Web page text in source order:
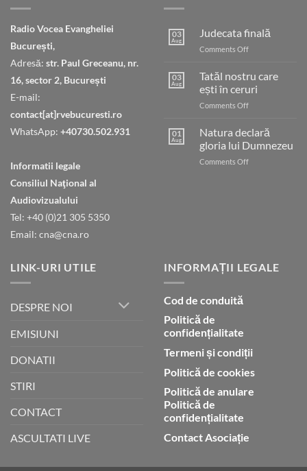
Radio Vocea Evangheliei
București,
Adresă: str. Paul Greceanu, nr.
16, sector 2, București
E-mail:
contact[at]rvebucuresti.ro
WhatsApp: +40730.502.931
Informatii legale
Consiliul Naţional al
Audiovizualului
Tel: +40 (0)21 305 5350
Email: cna@cna.ro
03
Aug
Judecata finală
Comments Offon
03
Aug
Tatăl nostru care
ești în ceruri
Comments Offon
nostru
care
ești
în
01
Aug
Natura declară
gloria lui Dumnezeu
Comments Offon
LINK-URI UTILE
DESPRE NOI
EMISIUNI
DONATII
STIRI
CONTACT
ASCULTATI LIVE
INFORMAȚII LEGALE
Cod de conduită
Politică de
confidențialitate
Termeni și condiții
Politică de cookies
Politică de anulare
Politică de
confidențialitate
Contact Asociație